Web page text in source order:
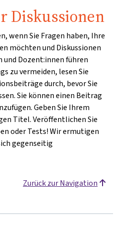
Diskussionen
wenn Sie Fragen haben, Ihre
möchten und Diskussionen
Dozent:innen führen
zu vermeiden, lesen Sie
durch, bevor Sie
Sie können einen Beitrag
Geben Sie Ihrem
Titel. Veröffentlichen Sie
oder Tests! Wir ermutigen
gegenseitig
Zurück zur Navigation